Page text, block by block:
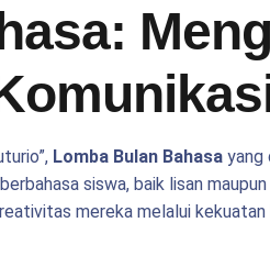
Lomba Bulan Bahasa yang
siswa, baik lisan
mereka melalui kekuatan